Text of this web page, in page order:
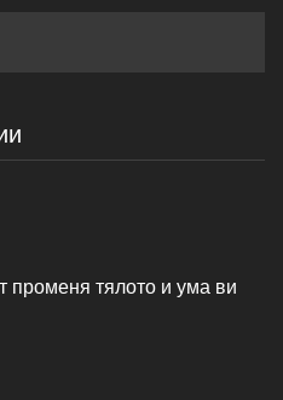
променя тялото и ума ви